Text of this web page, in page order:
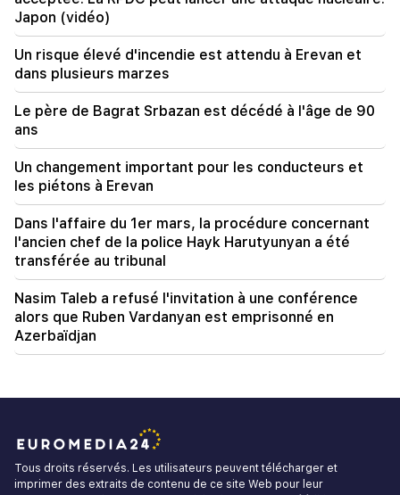
"Publication". "Le mendiant n'aura pas de ventre"
d'Araik Harutyunyan ?
Japon (vidéo)
Un risque élevé d'incendie est attendu à Erevan et
dans plusieurs marzes
Le père de Bagrat Srbazan est décédé à l'âge de 90
ans
Un changement important pour les conducteurs et
les piétons à Erevan
Dans l'affaire du 1er mars, la procédure concernant
l'ancien chef de la police Hayk Harutyunyan a été
transférée au tribunal
Nasim Taleb a refusé l'invitation à une conférence
alors que Ruben Vardanyan est emprisonné en
Azerbaïdjan
Tous droits réservés. Les utilisateurs peuvent télécharger et
imprimer des extraits de contenu de ce site Web pour leur